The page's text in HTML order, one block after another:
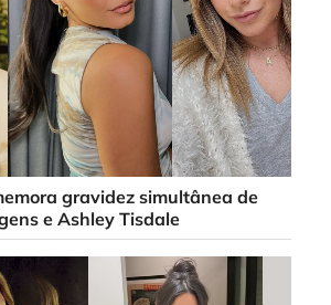
gravidez simultânea de
e Ashley Tisdale